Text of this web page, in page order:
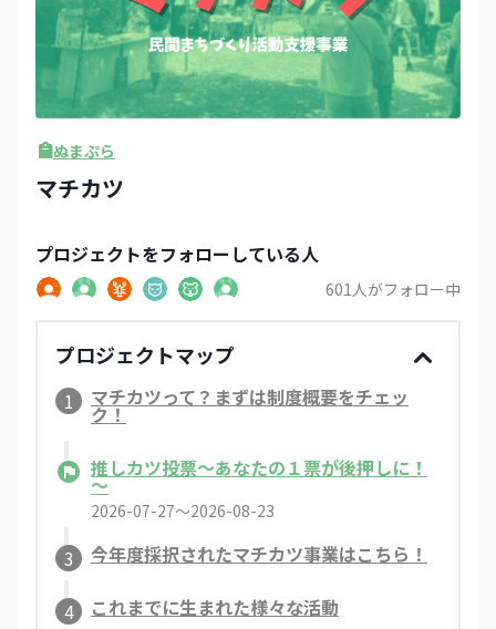
ぬまぷら
マチカツ
プロジェクトをフォローしている人
601 人がフォロー中
プロジェクトマップ
1 マチカツって？まずは制度概要をチェッ
ク！
推しカツ投票～あなたの１票が後押しに！
～
2026-07-27〜2026-08-23
3 今年度採択されたマチカツ事業はこちら！
4 これまでに生まれた様々な活動